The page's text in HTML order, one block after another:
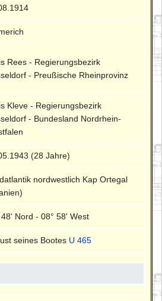
Rees - Regierungsbezirk
- Preußische Rheinprovinz
Kleve - Regierungsbezirk
- Bundesland Nordrhein-
(28 Jahre)
nordwestlich Kap Ortegal
48' Nord - 08° 58' West
seines Bootes U 465